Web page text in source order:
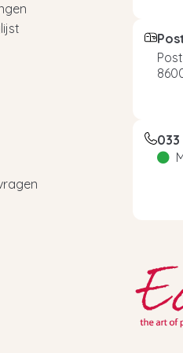
033